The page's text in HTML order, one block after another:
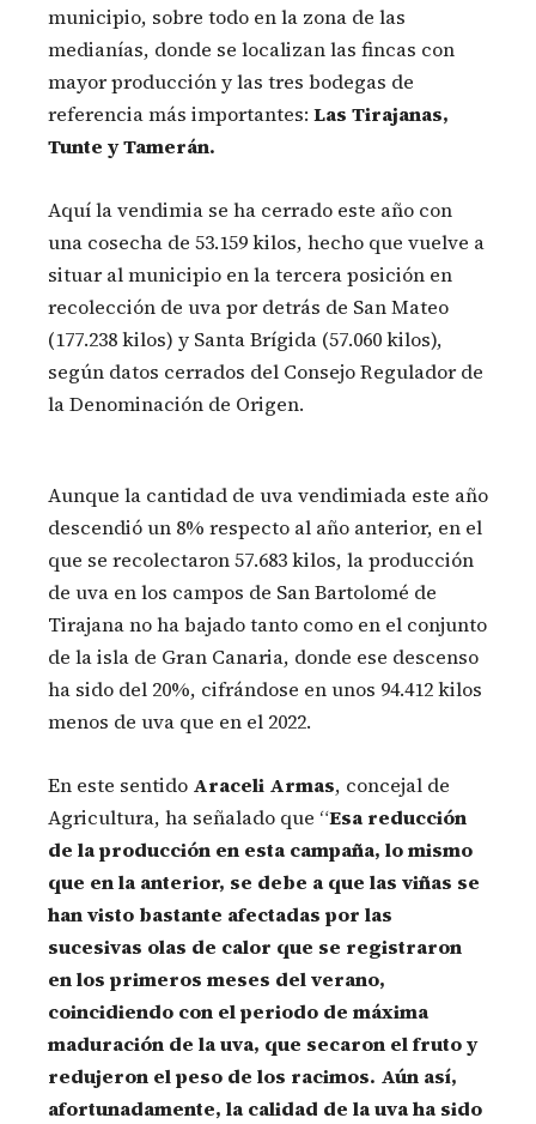
municipio, sobre todo en la zona de las
medianías, donde se localizan las fincas con
mayor producción y las tres bodegas de
referencia más importantes: Las Tirajanas,
Tunte y Tamerán.
Aquí la vendimia se ha cerrado este año con
una cosecha de 53.159 kilos, hecho que vuelve a
situar al municipio en la tercera posición en
recolección de uva por detrás de San Mateo
(177.238 kilos) y Santa Brígida (57.060 kilos),
según datos cerrados del Consejo Regulador de
la Denominación de Origen.
Aunque la cantidad de uva vendimiada este año
descendió un 8% respecto al año anterior, en el
que se recolectaron 57.683 kilos, la producción
de uva en los campos de San Bartolomé de
Tirajana no ha bajado tanto como en el conjunto
de la isla de Gran Canaria, donde ese descenso
ha sido del 20%, cifrándose en unos 94.412 kilos
menos de uva que en el 2022.
En este sentido Araceli Armas, concejal de
Agricultura, ha señalado que “Esa reducción
de la producción en esta campaña, lo mismo
que en la anterior, se debe a que las viñas se
han visto bastante afectadas por las
sucesivas olas de calor que se registraron
en los primeros meses del verano,
coincidiendo con el periodo de máxima
maduración de la uva, que secaron el fruto y
redujeron el peso de los racimos. Aún así,
afortunadamente, la calidad de la uva ha sido